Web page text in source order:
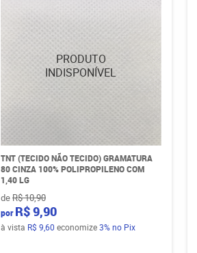
TNT (TECIDO NÃO TECIDO) GRAMATURA
80 CINZA 100% POLIPROPILENO COM
1,40 LG
deR$ 10,90
por R$ 9,90
à vista R$ 9,60 economize3%no Pix